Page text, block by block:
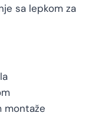
sa lepkom za
montaže